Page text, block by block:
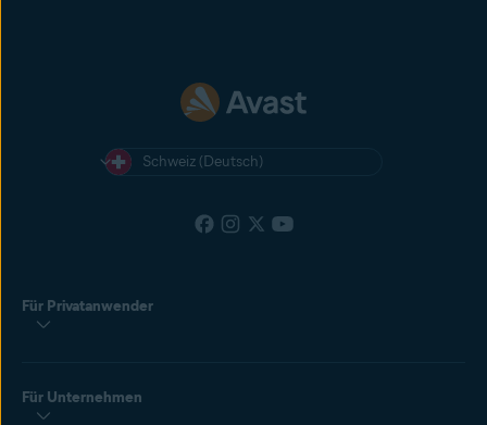
Schweiz (Deutsch)
Für Privatanwender
Für Unternehmen